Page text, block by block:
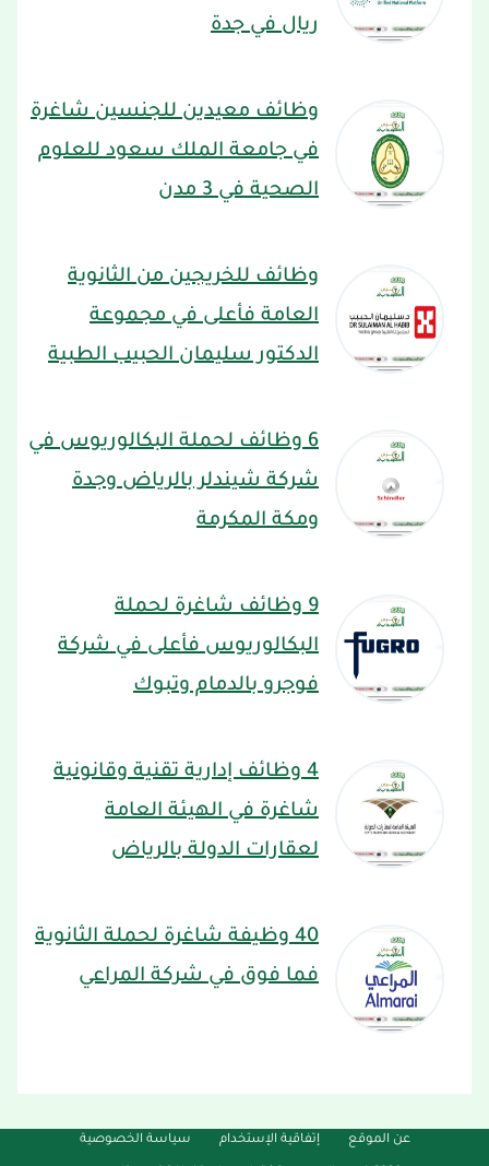
ريال في جدة
وظائف معيدين للجنسين شاغرة
في جامعة الملك سعود للعلوم
الصحية في 3 مدن
وظائف للخريجين من الثانوية
العامة فأعلى في مجموعة
الدكتور سليمان الحبيب الطبية
6 وظائف لحملة البكالوريوس في
شركة شيندلر بالرياض وجدة
ومكة المكرمة
9 وظائف شاغرة لحملة
البكالوريوس فأعلى في شركة
فوجرو بالدمام وتبوك
4 وظائف إدارية تقنية وقانونية
شاغرة في الهيئة العامة
لعقارات الدولة بالرياض
40 وظيفة شاغرة لحملة الثانوية
فما فوق في شركة المراعي
عن الموقع إتفاقية الإستخدام سياسة الخصوصية